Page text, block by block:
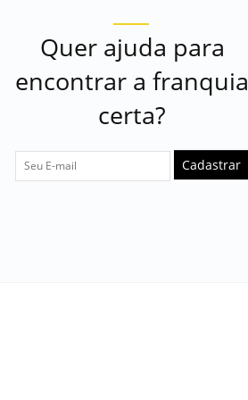
Quer ajuda para
encontrar a franquia
certa?
Cadastrar